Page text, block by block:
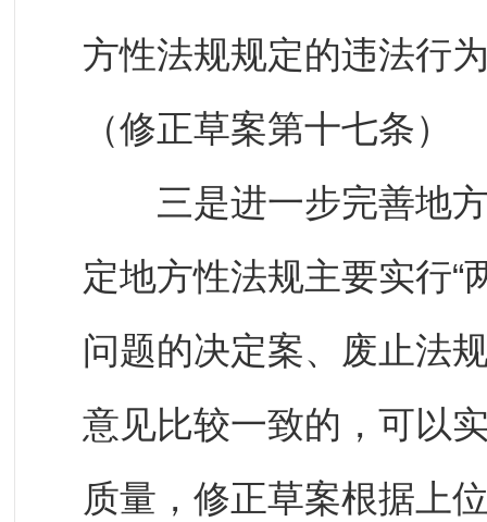
方性法规规定的违法行
（修正草案第十七条）
三是进一步完善地方
定地方性法规主要实行“
问题的决定案、废止法
意见比较一致的，可以
质量，修正草案根据上